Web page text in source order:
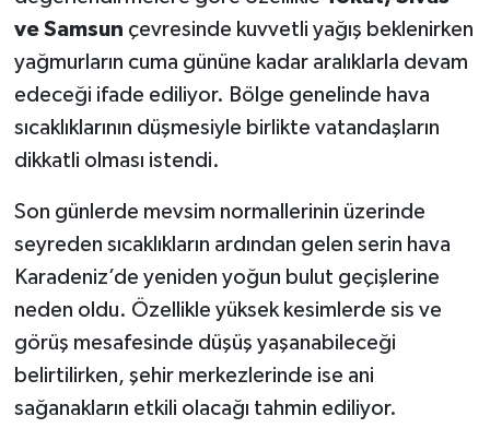
ve Samsun çevresinde kuvvetli yağış beklenirken
yağmurların cuma gününe kadar aralıklarla devam
edeceği ifade ediliyor. Bölge genelinde hava
sıcaklıklarının düşmesiyle birlikte vatandaşların
dikkatli olması istendi.
Son günlerde mevsim normallerinin üzerinde
seyreden sıcaklıkların ardından gelen serin hava
Karadeniz’de yeniden yoğun bulut geçişlerine
neden oldu. Özellikle yüksek kesimlerde sis ve
görüş mesafesinde düşüş yaşanabileceği
belirtilirken, şehir merkezlerinde ise ani
sağanakların etkili olacağı tahmin ediliyor.